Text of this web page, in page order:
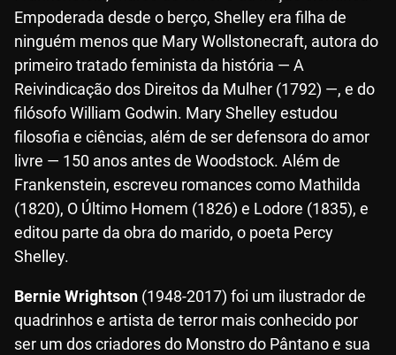
Empoderada desde o berço, Shelley era filha de
ninguém menos que Mary Wollstonecraft, autora do
primeiro tratado feminista da história — A
Reivindicação dos Direitos da Mulher (1792) —, e do
filósofo William Godwin. Mary Shelley estudou
filosofia e ciências, além de ser defensora do amor
livre — 150 anos antes de Woodstock. Além de
Frankenstein, escreveu romances como Mathilda
(1820), O Último Homem (1826) e Lodore (1835), e
editou parte da obra do marido, o poeta Percy
Shelley.
Bernie Wrightson (1948-2017) foi um ilustrador de
quadrinhos e artista de terror mais conhecido por
ser um dos criadores do Monstro do Pântano e sua